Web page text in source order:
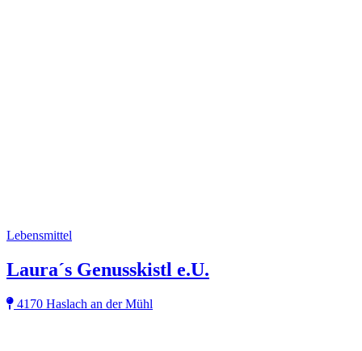
Lebensmittel
Laura´s Genusskistl e.U.
4170 Haslach an der Mühl